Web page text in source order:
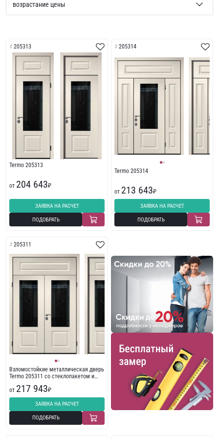
205313
Termo 205313
от 204 643₽
ЗАЯВКА НА РАСЧЕТ
ПОДОБРАТЬ
205314
Termo 205314
от 213 643₽
ЗАЯВКА НА РАСЧЕТ
ПОДОБРАТЬ
205311
Взломостойкие металлическая дверь
Termo 205311 со стеклопакетом и
от 217 943₽
ЗАЯВКА НА РАСЧЕТ
ПОДОБРАТЬ